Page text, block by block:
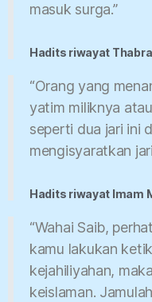
masuk surga.”
Hadits riwayat
“Orang yang
yatim miliknya
seperti dua jari ini
mengisyaratkan
Hadits riwayat Imam
“Wahai Saib,
kamu lakukan
kejahiliyahan,
keislaman.